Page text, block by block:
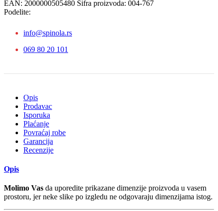
EAN: 2000000505480 Šifra proizvoda: 004-767
Podelite:
info@spinola.rs
069 80 20 101
Opis
Prodavac
Isporuka
Plaćanje
Povraćaj robe
Garancija
Recenzije
Opis
Molimo Vas da uporedite prikazane dimenzije proizvoda u vasem
prostoru, jer neke slike po izgledu ne odgovaraju dimenzijama istog.